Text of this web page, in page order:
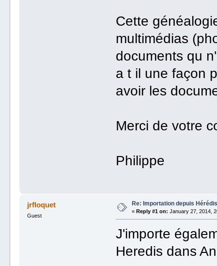
Cette
multimédias
documents qu
a t il une façon
avoir les
Merci de votre
Philippe
jrfloquet
Guest
Re: Importation depuis Hérédis
« Reply #1 on: January 27, 2014,
J'importe
Heredis dans